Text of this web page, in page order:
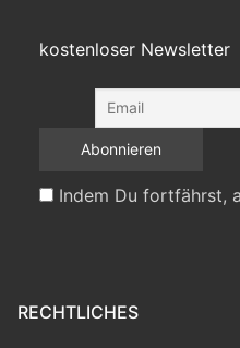
kostenloser Newsletter
Indem Du fortfährst,
RECHTLICHES